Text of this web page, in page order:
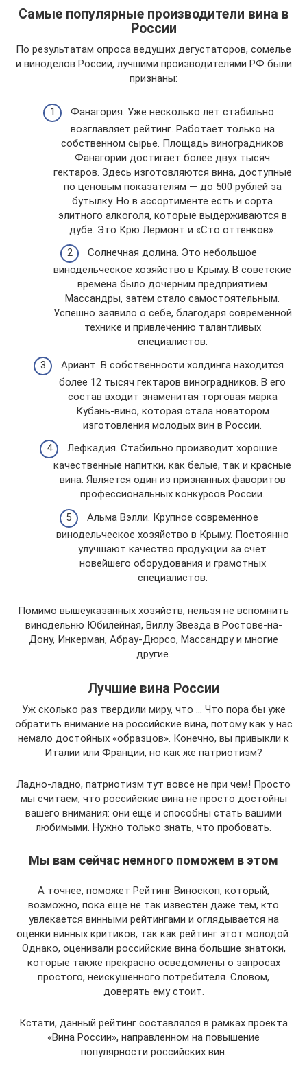
Самые популярные производители вина в
России
По результатам опроса ведущих дегустаторов, сомелье
и виноделов России, лучшими производителями РФ были
признаны:
Фанагория. Уже несколько лет стабильно
возглавляет рейтинг. Работает только на
собственном сырье. Площадь виноградников
Фанагории достигает более двух тысяч
гектаров. Здесь изготовляются вина, доступные
по ценовым показателям — до 500 рублей за
бутылку. Но в ассортименте есть и сорта
элитного алкоголя, которые выдерживаются в
дубе. Это Крю Лермонт и «Сто оттенков».
Солнечная долина. Это небольшое
винодельческое хозяйство в Крыму. В советские
времена было дочерним предприятием
Массандры, затем стало самостоятельным.
Успешно заявило о себе, благодаря современной
технике и привлечению талантливых
специалистов.
Ариант. В собственности холдинга находится
более 12 тысяч гектаров виноградников. В его
состав входит знаменитая торговая марка
Кубань-вино, которая стала новатором
изготовления молодых вин в России.
Лефкадия. Стабильно производит хорошие
качественные напитки, как белые, так и красные
вина. Является один из признанных фаворитов
профессиональных конкурсов России.
Альма Вэлли. Крупное современное
винодельческое хозяйство в Крыму. Постоянно
улучшают качество продукции за счет
новейшего оборудования и грамотных
специалистов.
Помимо вышеуказанных хозяйств, нельзя не вспомнить
винодельню Юбилейная, Виллу Звезда в Ростове-на-
Дону, Инкерман, Абрау-Дюрсо, Массандру и многие
другие.
Лучшие вина России
Уж сколько раз твердили миру, что … Что пора бы уже
обратить внимание на российские вина, потому как у нас
немало достойных «образцов». Конечно, вы привыкли к
Италии или Франции, но как же патриотизм?
Ладно-ладно, патриотизм тут вовсе не при чем! Просто
мы считаем, что российские вина не просто достойны
вашего внимания: они еще и способны стать вашими
любимыми. Нужно только знать, что пробовать.
Мы вам сейчас немного поможем в этом
А точнее, поможет Рейтинг Виноскоп, который,
возможно, пока еще не так известен даже тем, кто
увлекается винными рейтингами и оглядывается на
оценки винных критиков, так как рейтинг этот молодой.
Однако, оценивали российские вина большие знатоки,
которые также прекрасно осведомлены о запросах
простого, неискушенного потребителя. Словом,
доверять ему стоит.
Кстати, данный рейтинг составлялся в рамках проекта
«Вина России», направленном на повышение
популярности российских вин.